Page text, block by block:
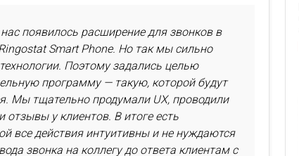
появилось расширение для звонков в
Smart Phone. Но так мы сильно
Поэтому задались целью
программу — такую, которой будут
Мы тщательно продумали UX, проводили
отзывы у клиентов. В итоге есть
все действия интуитивны и не нуждаются
звонка на коллегу до ответа клиентам с